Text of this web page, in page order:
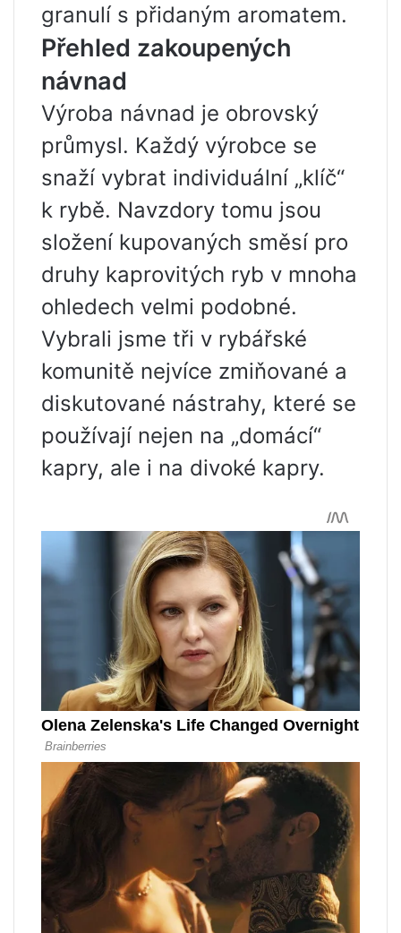
granulí s přidaným aromatem.
Přehled zakoupených
návnad
Výroba návnad je obrovský
průmysl. Každý výrobce se
snaží vybrat individuální „klíč“
k rybě. Navzdory tomu jsou
složení kupovaných směsí pro
druhy kaprovitých ryb v mnoha
ohledech velmi podobné.
Vybrali jsme tři v rybářské
komunitě nejvíce zmiňované a
diskutované nástrahy, které se
používají nejen na „domácí“
kapry, ale i na divoké kapry.